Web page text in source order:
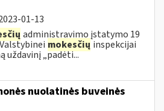
01-13
administravimo įstatymo 19
mokesčių inspekcijai
uždavinį „padėti...
nuolatinės buveinės